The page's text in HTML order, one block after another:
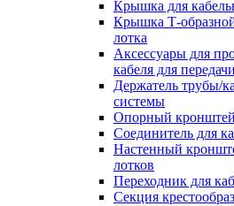
Крышка для
Крышка Т-
лотка
Аксессуары для
кабеля для
Держатель трубы/
системы
Опорный
Соединитель для
Настенный
лотков
Переходник для
Секция